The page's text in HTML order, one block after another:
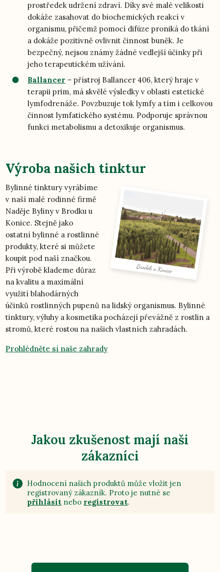
prostředek udržení zdraví. Díky své malé velikosti
dokáže zasahovat do biochemických reakcí v
organismu, přičemž pomocí difúze proniká do tkání
a dokáže pozitivně ovlivnit činnost buněk. Je
bezpečný, nejsou známy žádné vedlejší účinky při
jeho terapeutickém užívání.
Ballancer – přístroj Ballancer 406, který hraje v
terapii prim, má skvělé výsledky v oblasti estetické
lymfodrenáže. Povzbuzuje tok lymfy a tím i celkovou
činnost lymfatického systému. Podporuje správnou
funkci metabolismu a detoxikuje organismus.
Výroba našich tinktur
Bylinné tinktury vyrábíme
v naší malé rodinné firmě
Naděje Byliny v Brodku u
Konice. Stejně jako
ostatní bylinné a rostlinné
produkty, které si můžete
koupit pod naší značkou.
Při výrobě klademe důraz
na kvalitu a maximální
využití blahodárných
účinků rostlinných pupenů na lidský organismus. Bylinné
tinktury, výluhy a kosmetika pocházejí převážně z rostlin a
stromů, které rostou na našich vlastních zahradách.
Prohlédněte si naše zahrady
Jakou zkušenost mají naši
zákazníci
Hodnocení našich produktů může vložit jen
registrovaný zákazník. Proto je nutné se
přihlásit nebo registrovat.